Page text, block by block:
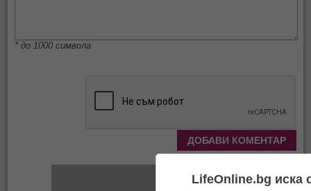
* до 1000 символа
LifeOnline.bg иска